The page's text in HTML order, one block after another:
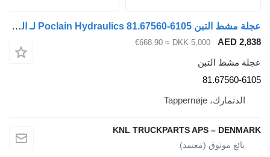
عجلة مشط التبن Poclain Hydraulics 81.67560-6105 لـ الشاحنات MAN
AED 2,838
DKK 5,000
≈ €668.90
عجلة مشط التبن
81.67560-6105
الدنمارك، Tappernøje
KNL TRUCKPARTS APS – DENMARK